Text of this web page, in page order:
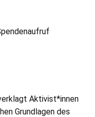
Aktivist*innen
Grundlagen des